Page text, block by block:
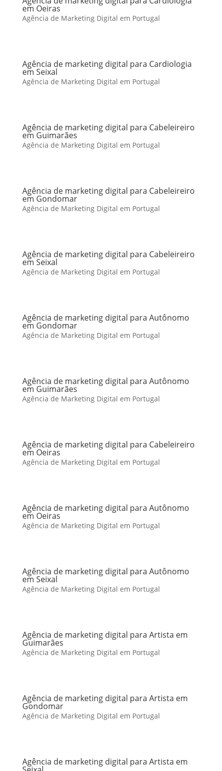
em Oeiras
Agência de Marketing Digital em Portugal
Agência de marketing digital para Cardiologia
em Seixal
Agência de Marketing Digital em Portugal
Agência de marketing digital para Cabeleireiro
em Guimarães
Agência de Marketing Digital em Portugal
Agência de marketing digital para Cabeleireiro
em Gondomar
Agência de Marketing Digital em Portugal
Agência de marketing digital para Cabeleireiro
em Seixal
Agência de Marketing Digital em Portugal
Agência de marketing digital para Autônomo
em Gondomar
Agência de Marketing Digital em Portugal
Agência de marketing digital para Autônomo
em Guimarães
Agência de Marketing Digital em Portugal
Agência de marketing digital para Cabeleireiro
em Oeiras
Agência de Marketing Digital em Portugal
Agência de marketing digital para Autônomo
em Oeiras
Agência de Marketing Digital em Portugal
Agência de marketing digital para Autônomo
em Seixal
Agência de Marketing Digital em Portugal
Agência de marketing digital para Artista em
Guimarães
Agência de Marketing Digital em Portugal
Agência de marketing digital para Artista em
Gondomar
Agência de Marketing Digital em Portugal
Agência de marketing digital para Artista em